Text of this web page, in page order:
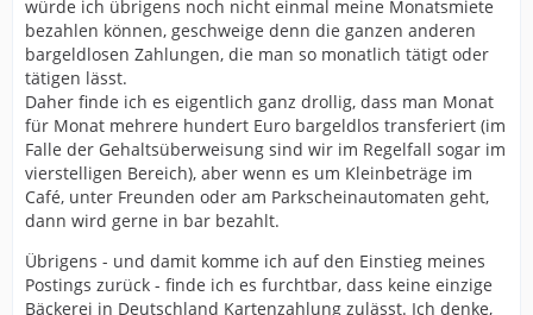
würde ich übrigens noch nicht einmal meine Monatsmiete
bezahlen können, geschweige denn die ganzen anderen
bargeldlosen Zahlungen, die man so monatlich tätigt oder
tätigen lässt.
Daher finde ich es eigentlich ganz drollig, dass man Monat
für Monat mehrere hundert Euro bargeldlos transferiert (im
Falle der Gehaltsüberweisung sind wir im Regelfall sogar im
vierstelligen Bereich), aber wenn es um Kleinbeträge im
Café, unter Freunden oder am Parkscheinautomaten geht,
dann wird gerne in bar bezahlt.
Übrigens - und damit komme ich auf den Einstieg meines
Postings zurück - finde ich es furchtbar, dass keine einzige
Bäckerei in Deutschland Kartenzahlung zulässt. Ich denke,